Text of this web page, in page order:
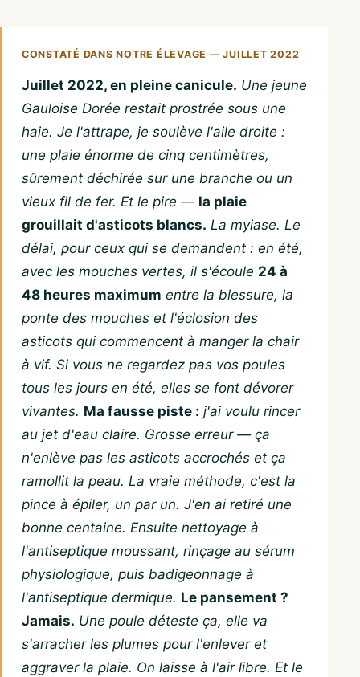
CONSTATÉ DANS NOTRE ÉLEVAGE — JUILLET 2022
Juillet 2022, en pleine canicule. Une jeune
Gauloise Dorée restait prostrée sous une
haie. Je l'attrape, je soulève l'aile droite :
une plaie énorme de cinq centimètres,
sûrement déchirée sur une branche ou un
vieux fil de fer. Et le pire — la plaie
grouillait d'asticots blancs. La myiase. Le
délai, pour ceux qui se demandent : en été,
avec les mouches vertes, il s'écoule 24 à
48 heures maximum entre la blessure, la
ponte des mouches et l'éclosion des
asticots qui commencent à manger la chair
à vif. Si vous ne regardez pas vos poules
tous les jours en été, elles se font dévorer
vivantes. Ma fausse piste : j'ai voulu rincer
au jet d'eau claire. Grosse erreur — ça
n'enlève pas les asticots accrochés et ça
ramollit la peau. La vraie méthode, c'est la
pince à épiler, un par un. J'en ai retiré une
bonne centaine. Ensuite nettoyage à
l'antiseptique moussant, rinçage au sérum
physiologique, puis badigeonnage à
l'antiseptique dermique. Le pansement ?
Jamais. Une poule déteste ça, elle va
s'arracher les plumes pour l'enlever et
aggraver la plaie. On laisse à l'air libre. Et le